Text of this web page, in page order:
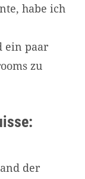
habe ich
ein paar
zu
der